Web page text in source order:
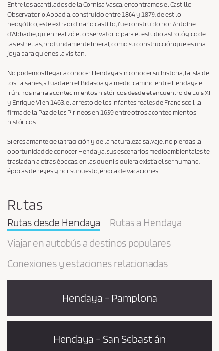
A
c
q
u
s
o
e
l
a
P
r
a
y
P
l
i
*
Entre los acantilados de la Cornisa Vasca, encontramos el Castillo
Observatorio Abbadia, construido entre 1864 y 1879, de estilo
neogótico, este extraordinario castillo, fue construido por Antoine
d’Abbadie, quien realizó el observatorio para el estudio astrológico de
las estrellas, profundamente liberal, como su construcción que es una
joya para quienes la visitan.
No podemos llegar a conocer Hendaya sin conocer su historia, la Isla de
los Faisanes, situada en el Bidasoa y a medio camino entre Hendaya e
Irún, nos narra acontecimientos históricos desde el encuentro de Luis XI
y Enrique VI en 1463, el arresto de los infantes reales de Francisco I, la
firma de la Paz de los Pirineos en 1659 entre otros acontecimientos
históricos.
Si eres amante de la tradición y de la naturaleza salvaje, no pierdas la
oportunidad de conocer Hendaya, sus escenarios medioambientales te
trasladan a otras épocas, en las que ni siquiera existía el ser humano,
épocas de reyes y por supuesto, época de vacaciones.
Rutas
Rutas desde Hendaya
Rutas a Hendaya
Viajar en autobús a destinos populares
Conexiones y estaciones relacionadas
Hendaya - Pamplona
Hendaya - San Sebastián